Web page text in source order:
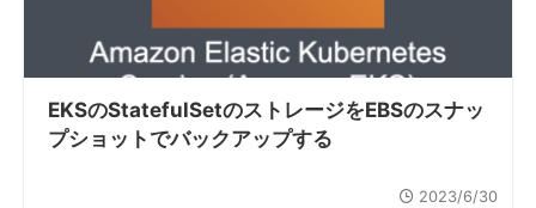
EKSのStatefulSetのストレージをEBSのスナッ
プショットでバックアップする
2023/6/30